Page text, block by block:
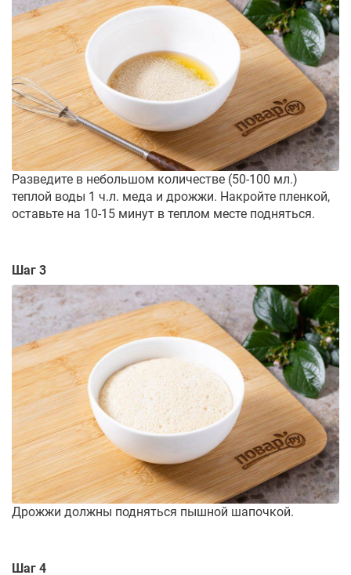
Разведите в небольшом количестве (50-100 мл.)
теплой воды 1 ч.л. меда и дрожжи. Накройте пленкой,
оставьте на 10-15 минут в теплом месте подняться.
Шаг 3
Дрожжи должны подняться пышной шапочкой.
Шаг 4